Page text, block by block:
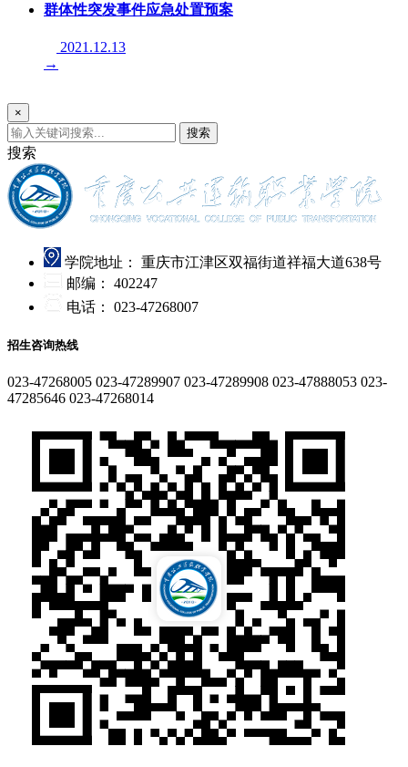
群体性突发事件应急处置预案
2021.12.13
→
×
搜索
搜索
学院地址：
重庆市江津区双福街道祥福大道638号
邮编：
402247
电话：
023-47268007
招生咨询热线
023-47268005 023-47289907 023-47289908 023-47888053 023-
47285646 023-47268014